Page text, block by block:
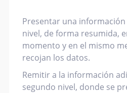
Presentar una
nivel, de forma resumida,
momento y en el mismo
recojan los datos.
Remitir a la información
segundo nivel, donde se